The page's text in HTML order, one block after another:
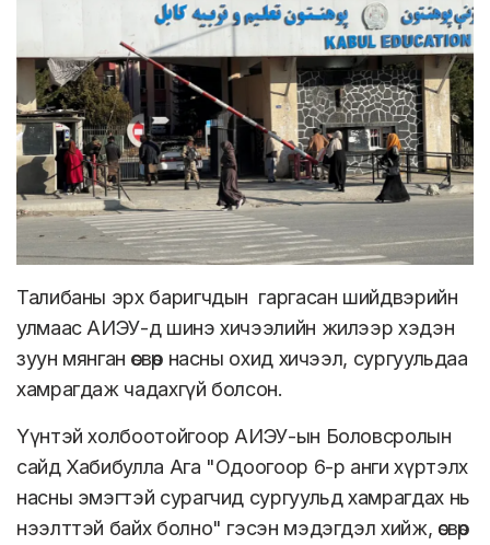
Талибаны эрх баригчдын гаргасан шийдвэрийн
улмаас АИЭУ-д шинэ хичээлийн жилээр хэдэн
зуун мянган өсвөр насны охид хичээл, сургуульдаа
хамрагдаж чадахгүй болсон.
Үүнтэй холбоотойгоор АИЭУ-ын Боловсролын
сайд Хабибулла Ага "Одоогоор 6-р анги хүртэлх
насны эмэгтэй сурагчид сургуульд хамрагдах нь
нээлттэй байх болно" гэсэн мэдэгдэл хийж, өсвөр